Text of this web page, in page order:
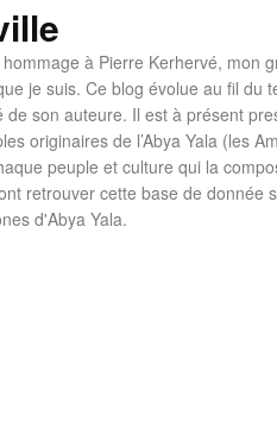
à Pierre Kerhervé, mon
je suis. Ce blog évolue au fil du
son auteure. Il est à présent
originaires de l’Abya Yala (les
peuple et culture qui la
retrouver cette base de donnée
d'Abya Yala.